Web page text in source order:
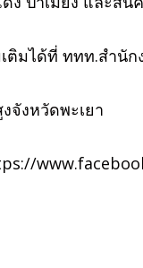
ติมได้ที่ ททท.สำนัก
งหวัดพะเยา